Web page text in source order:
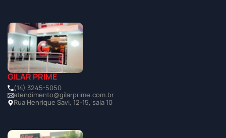
GILAR PRIME
(14) 3245-5050
atendimento@gilarprime.com.br
Rua Henrique Savi, 12-15, sala 10